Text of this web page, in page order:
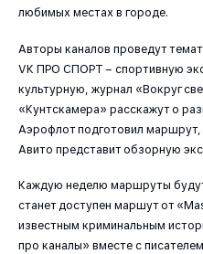
любимых местах в городе.
Авторы каналов проведут
VK ПРО СПОРТ – спортивную
культурную, журнал «Вокруг
«Кунтскамера» расскажут о
Аэрофлот подготовил
Авито представит обзорную
Каждую неделю маршруты
станет доступен маршут от
известным криминальным
про каналы» вместе с